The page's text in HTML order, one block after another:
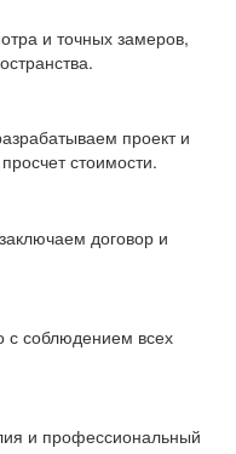
и точных замеров,
проект и
стоимости.
договор и
с соблюдением всех
и профессиональный